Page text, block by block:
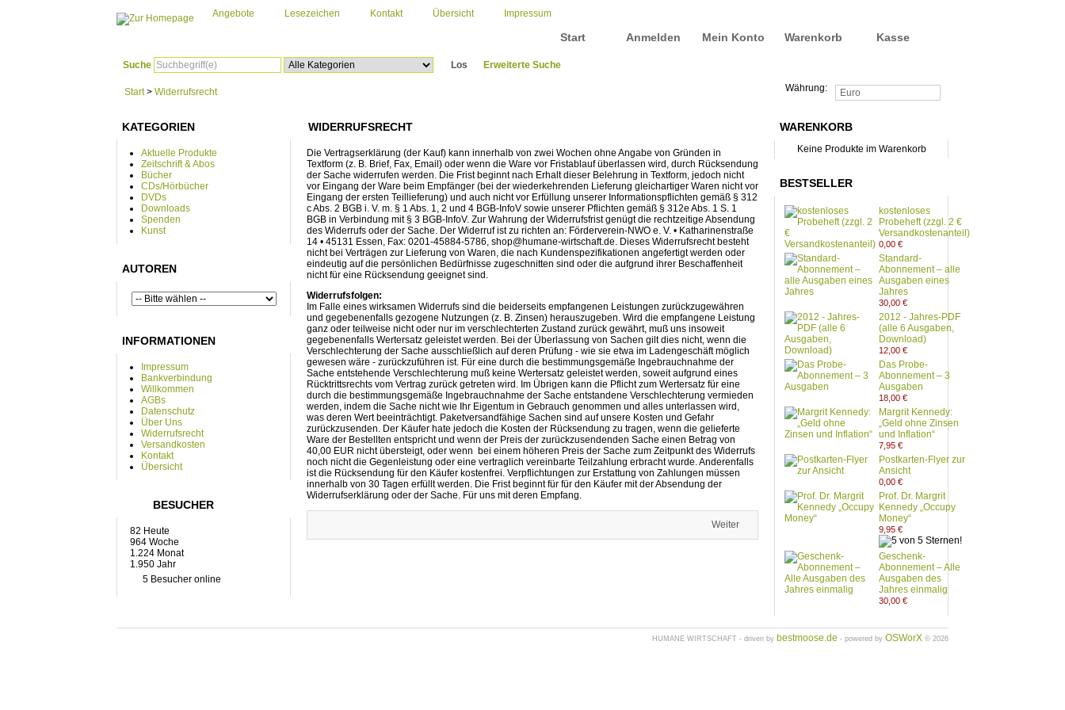
Angebote Lesezeichen Kontakt Übersicht Impressum
Start Anmelden Mein Konto Warenkorb Kasse
Suche Los Erweiterte Suche
Start> Widerrufsrecht Währung: Euro
KATEGORIEN
Aktuelle Produkte
Zeitschrift & Abos
Bücher
CDs/Hörbücher
DVDs
Downloads
Spenden
Kunst
AUTOREN
INFORMATIONEN
Impressum
Bankverbindung
Willkommen
AGBs
Datenschutz
Über Uns
Widerrufsrecht
Versandkosten
Kontakt
Übersicht
BESUCHER
82 Heute
964 Woche
1.224 Monat
1.950 Jahr
5 Besucher online
WARENKORB
Keine Produkte im Warenkorb
BESTSELLER
kostenloses
Probeheft (zzgl. 2 €
Versandkostenanteil)
0,00 €
Standard-
Abonnement – alle
Ausgaben eines
Jahres
30,00 €
2012 - Jahres-PDF
(alle 6 Ausgaben,
Download)
12,00 €
Das Probe-
Abonnement – 3
Ausgaben
18,00 €
Margrit Kennedy:
„Geld ohne Zinsen
und Inflation“
7,95 €
Postkarten-Flyer zur
Ansicht
0,00 €
Prof. Dr. Margrit
Kennedy „Occupy
Money“
9,95 €
Geschenk-
Abonnement – Alle
Ausgaben des
Jahres einmalig
30,00 €
WIDERRUFSRECHT
Die Vertragserklärung (der Kauf) kann innerhalb von zwei Wochen ohne Angabe von Gründen in
Textform (z. B. Brief, Fax, Email) oder wenn die Ware vor Fristablauf überlassen wird, durch Rücksendung
der Sache widerrufen werden. Die Frist beginnt nach Erhalt dieser Belehrung in Textform, jedoch nicht
vor Eingang der Ware beim Empfänger (bei der wiederkehrenden Lieferung gleichartiger Waren nicht vor
Eingang der ersten Teillieferung) und auch nicht vor Erfüllung unserer Informationspflichten gemäß § 312
c Abs. 2 BGB i. V. m. § 1 Abs. 1, 2 und 4 BGB-InfoV sowie unserer Pflichten gemäß § 312e Abs. 1 S. 1
BGB in Verbindung mit § 3 BGB-InfoV. Zur Wahrung der Widerrufsfrist genügt die rechtzeitige Absendung
des Widerrufs oder der Sache. Der Widerruf ist zu richten an: Förderverein-NWO e. V. • Katharinenstraße
14 • 45131 Essen, Fax: 0201-45884-5786, shop@humane-wirtschaft.de. Dieses Widerrufsrecht besteht
nicht bei Verträgen zur Lieferung von Waren, die nach Kundenspezifikationen angefertigt werden oder
eindeutig auf die persönlichen Bedürfnisse zugeschnitten sind oder die aufgrund ihrer Beschaffenheit
nicht für eine Rücksendung geeignet sind.
Widerrufsfolgen:
Im Falle eines wirksamen Widerrufs sind die beiderseits empfangenen Leistungen zurückzugewähren
und gegebenenfalls gezogene Nutzungen (z. B. Zinsen) herauszugeben. Wird die empfangene Leistung
ganz oder teilweise nicht oder nur im verschlechterten Zustand zurück gewährt, muß uns insoweit
gegebenenfalls Wertersatz geleistet werden. Bei der Überlassung von Sachen gilt dies nicht, wenn die
Verschlechterung der Sache ausschließlich auf deren Prüfung - wie sie etwa im Ladengeschäft möglich
gewesen wäre - zurückzuführen ist. Für eine durch die bestimmungsgemäße Ingebrauchnahme der
Sache entstehende Verschlechterung muß keine Wertersatz geleistet werden, soweit aufgrund eines
Rücktrittsrechts vom Vertrag zurück getreten wird. Im Übrigen kann die Pflicht zum Wertersatz für eine
durch die bestimmungsgemäße Ingebrauchnahme der Sache entstandene Verschlechterung vermieden
werden, indem die Sache nicht wie Ihr Eigentum in Gebrauch genommen und alles unterlassen wird,
was deren Wert beeinträchtigt. Paketversandfähige Sachen sind auf unsere Kosten und Gefahr
zurückzusenden. Der Käufer hate jedoch die Kosten der Rücksendung zu tragen, wenn die gelieferte
Ware der Bestellten entspricht und wenn der Preis der zurückzusendenden Sache einen Betrag von
40,00 EUR nicht übersteigt, oder wenn bei einem höheren Preis der Sache zum Zeitpunkt des Widerrufs
noch nicht die Gegenleistung oder eine vertraglich vereinbarte Teilzahlung erbracht wurde. Anderenfalls
ist die Rücksendung für den Käufer kostenfrei. Verpflichtungen zur Erstattung von Zahlungen müssen
innerhalb von 30 Tagen erfüllt werden. Die Frist beginnt für für den Käufer mit der Absendung der
Widerrufserklärung oder der Sache. Für uns mit deren Empfang.
Weiter
HUMANE WIRTSCHAFT - driven by bestmoose.de - powered by OSWorX © 2026